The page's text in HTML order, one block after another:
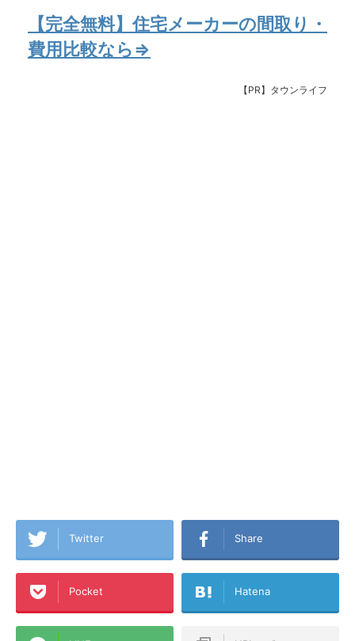
【完全無料】住宅メーカーの間取り・
費用比較なら⇒
【PR】タウンライフ
Twitter Share
Pocket Hatena